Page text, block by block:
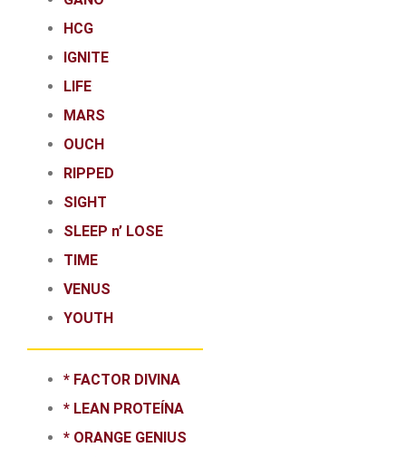
HCG
IGNITE
LIFE
MARS
OUCH
RIPPED
SIGHT
SLEEP n’ LOSE
TIME
VENUS
YOUTH
* FACTOR DIVINA
* LEAN PROTEÍNA
* ORANGE GENIUS